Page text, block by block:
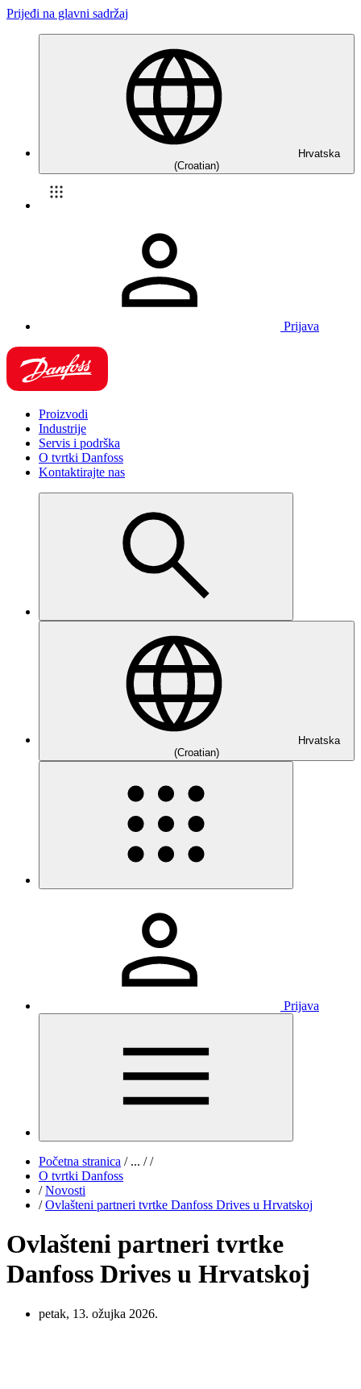
Prijeđi na glavni sadržaj
Hrvatska
(Croatian)
Prijava
Proizvodi
Industrije
Servis i podrška
O tvrtki Danfoss
Kontaktirajte nas
Hrvatska
(Croatian)
Prijava
Početna stranica /... / /
O tvrtki Danfoss
/ Novosti
/ Ovlašteni partneri tvrtke Danfoss Drives u Hrvatskoj
Ovlašteni partneri tvrtke
Danfoss Drives u Hrvatskoj
petak, 13. ožujka 2026.